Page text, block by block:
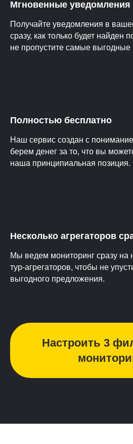
Мгновенные уведомления
Получайте уведомления в
сразу, как только будет найден
не пропустите самые
Полностью бесплатно
Наш сервис создан с
берем денег за то, что вы
наша принципиальная позиция.
Несколько агрегаторов
Мы ведем мониторинг сразу на
тур-агрегаторов, чтобы не
выгодного предложения.
Настроить 3